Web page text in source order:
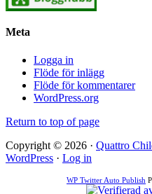
Meta
Logga in
Flöde för inlägg
Flöde för kommentarer
WordPress.org
Return to top of page
Copyright © 2026 · Quattro
WordPress · Log in
WP Twitter Auto Publish